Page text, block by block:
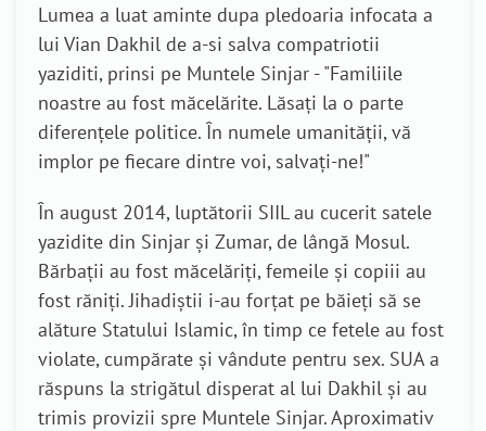
Lumea a luat aminte dupa pledoaria infocata a
lui Vian Dakhil de a-si salva compatriotii
yaziditi, prinsi pe Muntele Sinjar - "Familiile
noastre au fost măcelărite. Lăsați la o parte
diferențele politice. În numele umanității, vă
implor pe fiecare dintre voi, salvați-ne!"
În august 2014, luptătorii SIIL au cucerit satele
yazidite din Sinjar și Zumar, de lângă Mosul.
Bărbații au fost măcelăriți, femeile și copiii au
fost răniți. Jihadiștii i-au forțat pe băieți să se
alăture Statului Islamic, în timp ce fetele au fost
violate, cumpărate și vândute pentru sex. SUA a
răspuns la strigătul disperat al lui Dakhil și au
trimis provizii spre Muntele Sinjar. Aproximativ